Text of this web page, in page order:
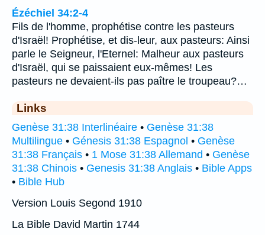
Ézéchiel 34:2-4
Fils de l'homme, prophétise contre les pasteurs
d'Israël! Prophétise, et dis-leur, aux pasteurs: Ainsi
parle le Seigneur, l'Eternel: Malheur aux pasteurs
d'Israël, qui se paissaient eux-mêmes! Les
pasteurs ne devaient-ils pas paître le troupeau?…
Links
Genèse 31:38 Interlinéaire • Genèse 31:38
Multilingue • Génesis 31:38 Espagnol • Genèse
31:38 Français • 1 Mose 31:38 Allemand • Genèse
31:38 Chinois • Genesis 31:38 Anglais • Bible Apps
• Bible Hub
Version Louis Segond 1910
La Bible David Martin 1744